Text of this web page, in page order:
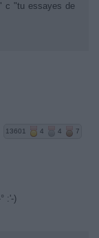
c "tu essayes de
13601 4 4 7
:'-)